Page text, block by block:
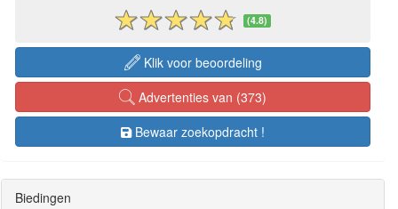
(4.8)
Klik voor beoordeling
Advertenties van (373)
Bewaar zoekopdracht !
Biedingen